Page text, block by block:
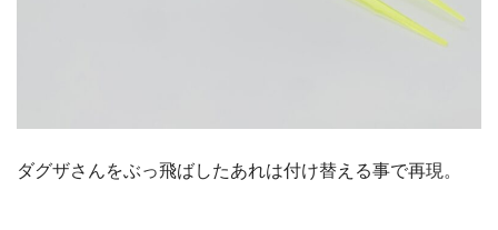
ダグザさんをぶっ飛ばしたあれは付け替える事で再現。